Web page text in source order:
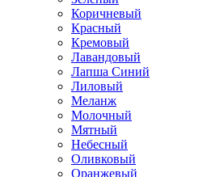
Коричневый
Красный
Кремовый
Лавандовый
Лапша Синий
Лиловый
Меланж
Молочный
Мятный
Небесный
Оливковый
Оранжевый